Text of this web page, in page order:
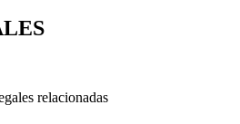
relacionadas